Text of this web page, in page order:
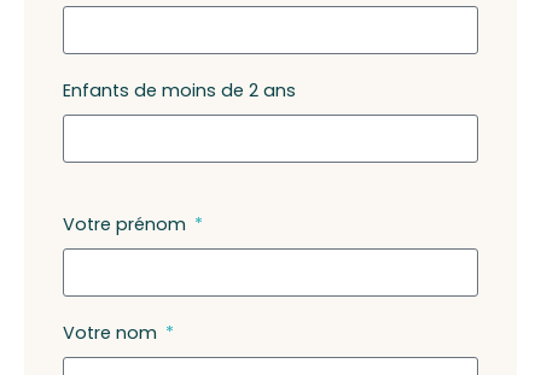
Enfants de moins de 2 ans
Votre prénom
Votre nom